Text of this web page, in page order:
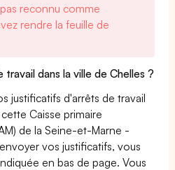
reconnu comme
rendre la feuille de
dans la ville de Chelles ?
justificatifs d'arrêts de travail
Caisse primaire
de la Seine-et-Marne -
vos justificatifs, vous
en bas de page. Vous